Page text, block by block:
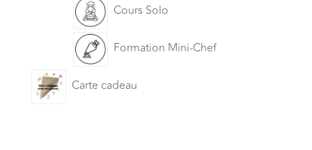
Cours Solo
Formation Mini-Chef
Carte cadeau